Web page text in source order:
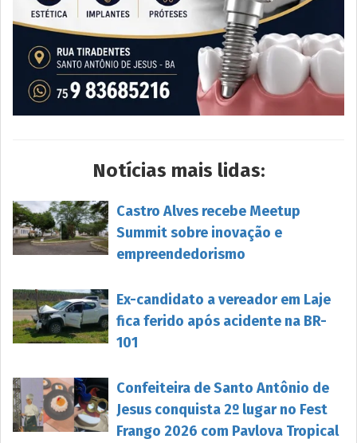
Notícias mais lidas:
Castro Alves recebe Meetup
Summit sobre inovação e
empreendedorismo
Ex-candidato a vereador em Laje
fica ferido após acidente na BR-
101
Confeiteira de Santo Antônio de
Jesus conquista 2º lugar no Fest
Frango 2026 com Pavlova Tropical